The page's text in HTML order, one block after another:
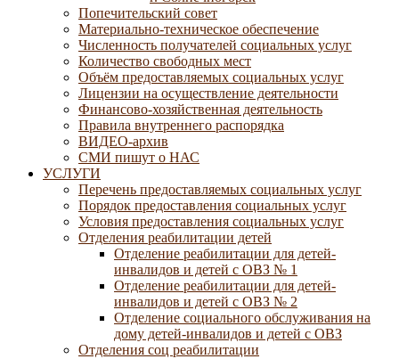
Попечительский совет
Материально-техническое обеспечение
Численность получателей социальных услуг
Количество свободных мест
Объём предоставляемых социальных услуг
Лицензии на осуществление деятельности
Финансово-хозяйственная деятельность
Правила внутреннего распорядка
ВИДЕО-архив
СМИ пишут о НАС
УСЛУГИ
Перечень предоставляемых социальных услуг
Порядок предоставления социальных услуг
Условия предоставления социальных услуг
Отделения реабилитации детей
Отделение реабилитации для детей-
инвалидов и детей с ОВЗ № 1
Отделение реабилитации для детей-
инвалидов и детей с ОВЗ № 2
Отделение социального обслуживания на
дому детей-инвалидов и детей с ОВЗ
Отделения соц реабилитации